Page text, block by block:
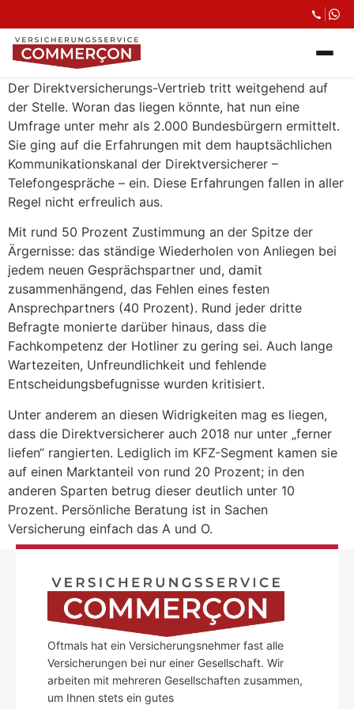
Der Direktversicherungs-Vertrieb tritt weitgehend auf
der Stelle. Woran das liegen könnte, hat nun eine
Umfrage unter mehr als 2.000 Bundesbürgern ermittelt.
Sie ging auf die Erfahrungen mit dem hauptsächlichen
Kommunikationskanal der Direktversicherer –
Telefongespräche – ein. Diese Erfahrungen fallen in aller
Regel nicht erfreulich aus.
Mit rund 50 Prozent Zustimmung an der Spitze der
Ärgernisse: das ständige Wiederholen von Anliegen bei
jedem neuen Gesprächspartner und, damit
zusammenhängend, das Fehlen eines festen
Ansprechpartners (40 Prozent). Rund jeder dritte
Befragte monierte darüber hinaus, dass die
Fachkompetenz der Hotliner zu gering sei. Auch lange
Wartezeiten, Unfreundlichkeit und fehlende
Entscheidungsbefugnisse wurden kritisiert.
Unter anderem an diesen Widrigkeiten mag es liegen,
dass die Direktversicherer auch 2018 nur unter „ferner
liefen“ rangierten. Lediglich im KFZ-Segment kamen sie
auf einen Marktanteil von rund 20 Prozent; in den
anderen Sparten betrug dieser deutlich unter 10
Prozent. Persönliche Beratung ist in Sachen
Versicherung einfach das A und O.
Oftmals hat ein Versicherungsnehmer fast alle
Versicherungen bei nur einer Gesellschaft. Wir
arbeiten mit mehreren Gesellschaften zusammen,
um Ihnen stets ein gutes